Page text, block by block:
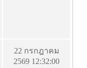
22 กรกฎาคม
2569 12:32:00